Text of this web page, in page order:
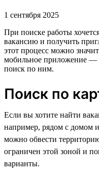
1 сентября 2025
При поиске работы
вакансию и получить
этот процесс можно
мобильное приложение —
поиск по ним.
Поиск по
Если вы хотите найти
например, рядом с домом
можно обвести
ограничен этой зоной и
варианты.